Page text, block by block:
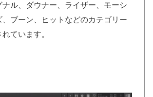
ナル、ダウナー、ライザー、モーシ
、ブーン、ヒットなどのカテゴリー
ています。